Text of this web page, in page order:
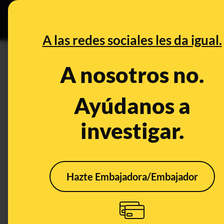
A las redes sociales les da igual.
A nosotros no.
Ayúdanos a
investigar.
Hazte Embajadora/Embajador
Reyes Católicos
No, el Ayuntamiento de
Cáceres no ha retirado
no